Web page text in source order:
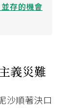
存的機會
義災難
沙順著決口